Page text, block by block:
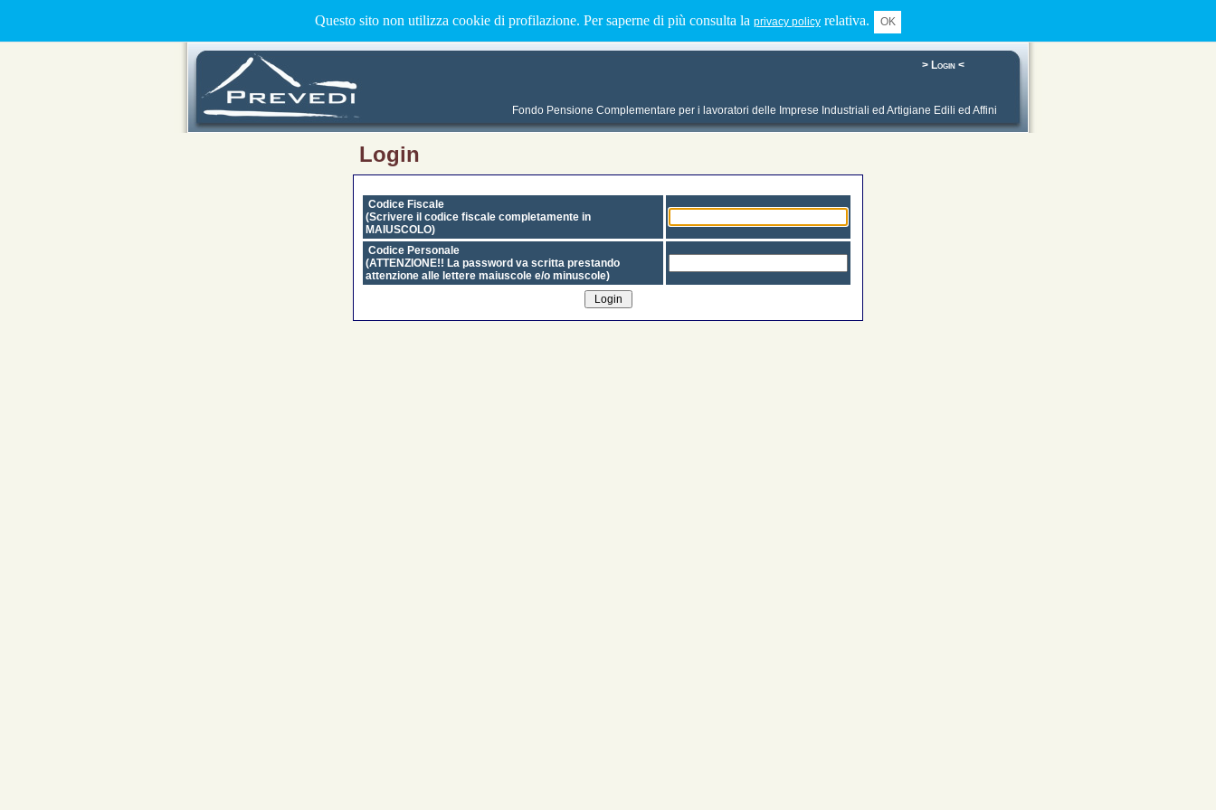
Questo sito non utilizza cookie di profilazione. Per saperne di più consulta la privacy policy relativa. OK
> Login <
Fondo Pensione Complementare per i lavoratori delle Imprese Industriali ed Artigiane Edili ed Affini
Login
Codice Fiscale
(Scrivere il codice fiscale completamente in
MAIUSCOLO)
Codice Personale
(ATTENZIONE!! La password va scritta prestando
attenzione alle lettere maiuscole e/o minuscole)